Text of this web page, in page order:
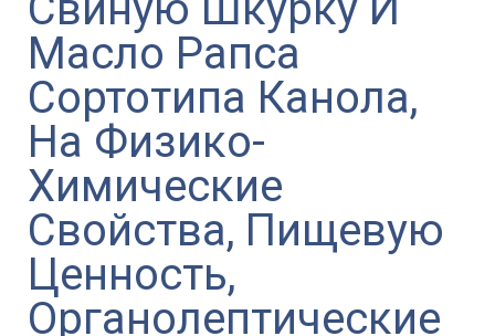
Масло Рапса
Сортотипа Канола,
На Физико-
Химические
Свойства, Пищевую
Ценность,
Органолептические